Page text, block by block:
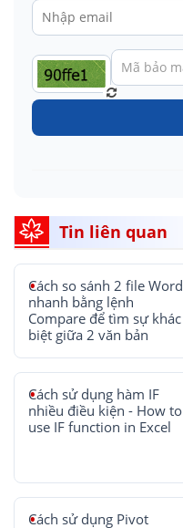
Tin liên quan
Cách so sánh 2 file Word
nhanh bằng lệnh
Compare để tìm sự khác
biệt giữa 2 văn bản
Cách sử dụng hàm IF
nhiều điều kiện - How to
use IF function in Excel
Cách sử dụng Pivot